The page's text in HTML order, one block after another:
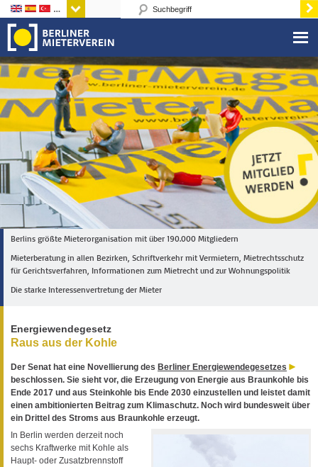
Sprachen
Berlins größte Mieterorganisation mit über 190.000 Mitgliedern
Mieterberatung in allen Bezirken, Schriftverkehr mit Vermietern, Mietrechtsschutz
für Gerichtsverfahren, Informationen zum Mietrecht und zur Wohnungspolitik
Die starke Interessenvertretung der Mieter
Energiewendegesetz
Raus aus der Kohle
Der Senat hat eine Novellierung des Berliner Energiewendegesetzes
beschlossen. Sie sieht vor, die Erzeugung von Energie aus Braunkohle bis
Ende 2017 und aus Steinkohle bis Ende 2030 einzustellen und leistet damit
einen ambitionierten Beitrag zum Klimaschutz. Noch wird bundesweit über
ein Drittel des Stroms aus Braunkohle erzeugt.
In Berlin werden derzeit noch
sechs Kraftwerke mit Kohle als
Haupt- oder Zusatzbrennstoff